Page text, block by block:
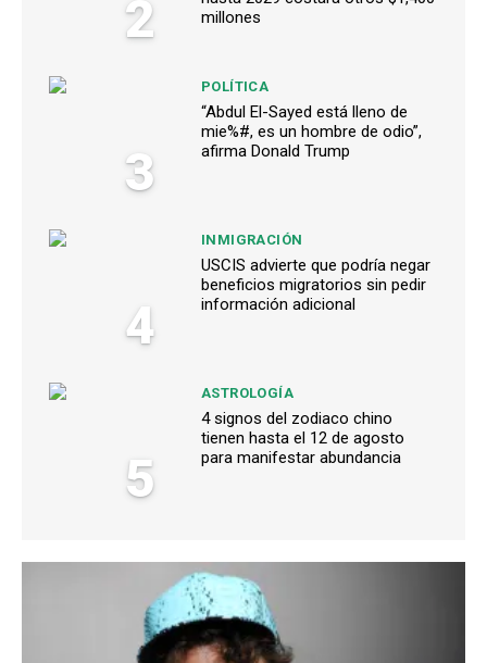
2
millones
3
POLÍTICA
“Abdul El-Sayed está lleno de
mie%#, es un hombre de odio”,
afirma Donald Trump
4
INMIGRACIÓN
USCIS advierte que podría negar
beneficios migratorios sin pedir
información adicional
5
ASTROLOGÍA
4 signos del zodiaco chino
tienen hasta el 12 de agosto
para manifestar abundancia